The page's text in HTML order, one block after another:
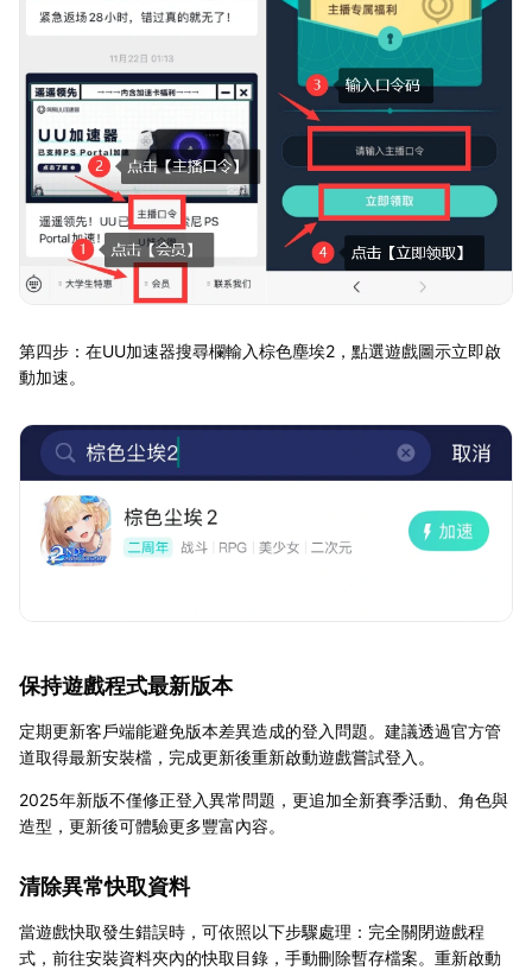
第四步：在UU加速器搜尋欄輸入棕色塵埃2，點選遊戲圖示立即啟
動加速。
保持遊戲程式最新版本
定期更新客戶端能避免版本差異造成的登入問題。建議透過官方管
道取得最新安裝檔，完成更新後重新啟動遊戲嘗試登入。
2025年新版不僅修正登入異常問題，更追加全新賽季活動、角色與
造型，更新後可體驗更多豐富內容。
清除異常快取資料
當遊戲快取發生錯誤時，可依照以下步驟處理：完全關閉遊戲程
式，前往安裝資料夾內的快取目錄，手動刪除暫存檔案。重新啟動